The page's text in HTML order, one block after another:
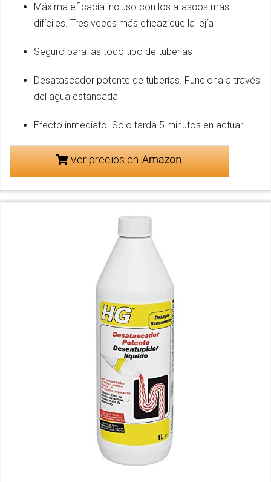
Máxima eficacia incluso con los atascos más
difíciles. Tres veces más eficaz que la lejía
Seguro para las todo tipo de tuberías
Desatascador potente de tuberías. Funciona a través
del agua estancada
Efecto inmediato. Solo tarda 5 minutos en actuar
Ver precios en